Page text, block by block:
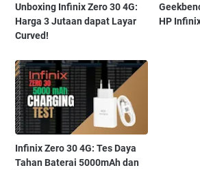
Unboxing Infinix Zero 30 4G:
Harga 3 Jutaan dapat Layar
Curved!
HP
Infinix Zero 30 4G: Tes Daya
Tahan Baterai 5000mAh dan